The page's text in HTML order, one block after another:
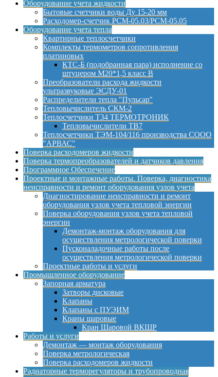
Оборудование учета жидкости
Бытовые счетчики воды Ду 15-20 мм
Расходомер-счетчик РСМ-05.03/РСМ-05.05
Оборудование учета тепла
Квартирные теплосчетчики
Комплекты термометров сопротивления
платиновых
КТС-Б (подобранная пара) исполнение со
штуцером М20*1,5 класс B
Преобразователи расхода жидкости
ультразвуковые ЭСДУ-01
Распределители тепла "Пульсар"
Тепловычислитель СКМ-2
Теплосчетчики Т34 ТЕРМОТРОНИК
Тепловычислители ТВ7
Теплосчетчики ТЭМ-104/116 производства СООО
"АРВАС"
Поверка расходомеров жидкости
Поверка термопреобразователей и датчиков давления
Программное Обеспечение
Проектные и монтажные работы. Поверка, диагностика
неисправности и ремонт оборудования узлов учета
Диагностирование неисправности и ремонт
оборудования узлов учета тепловой энергии
Поверка оборудования узлов учета тепловой
энергии
Демонтаж-монтаж оборудования для
осуществления метрологической поверки
Пусконаладочные работы после
осуществления метрологической поверки
Проектные работы и услуги
Промышленное оборудование
Запорная арматура
Затворы дисковые
Клапаны
Клапаны с ПУЭИМ
Краны шаровые
Кран Шаровой ВКШР
Работы и услуги
Демонтаж — монтаж оборудования
Поверка метрологическая
Поверка расходомеров жидкости
Радиаторные терморегуляторы и трубопроводная